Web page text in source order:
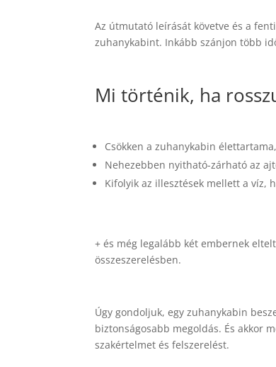
Az útmutató leírását követve és a
zuhanykabint. Inkább szánjon több
Mi történik, ha
Csökken a zuhanykabin
Nehezebben nyitható-zárható az
Kifolyik az illesztések mellett a víz,
+ és még legalább két embernek
összeszerelésben.
Úgy gondoljuk, egy zuhanykabin
biztonságosabb megoldás. És akkor
szakértelmet és felszerelést.